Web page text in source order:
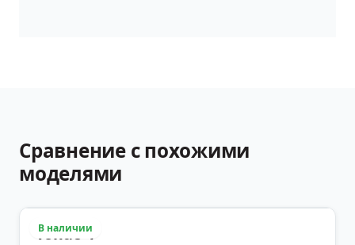
Сравнение с похожими
моделями
В наличии
Топас-4